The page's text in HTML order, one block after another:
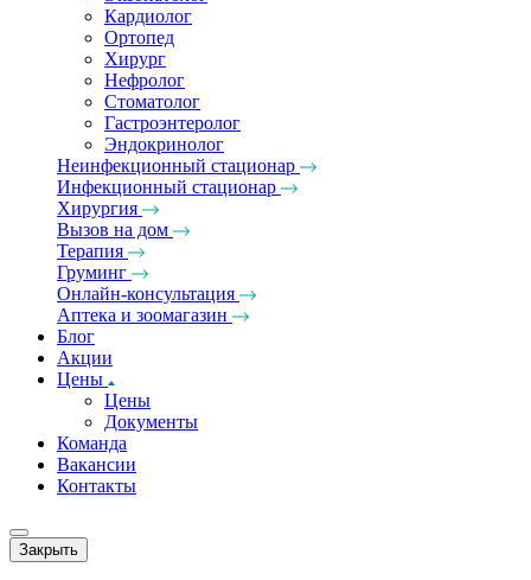
Кардиолог
Ортопед
Хирург
Нефролог
Стоматолог
Гастроэнтеролог
Эндокринолог
Неинфекционный стационар
Инфекционный стационар
Хирургия
Вызов на дом
Терапия
Груминг
Онлайн-консультация
Аптека и зоомагазин
Блог
Акции
Цены
Цены
Документы
Команда
Вакансии
Контакты
Закрыть